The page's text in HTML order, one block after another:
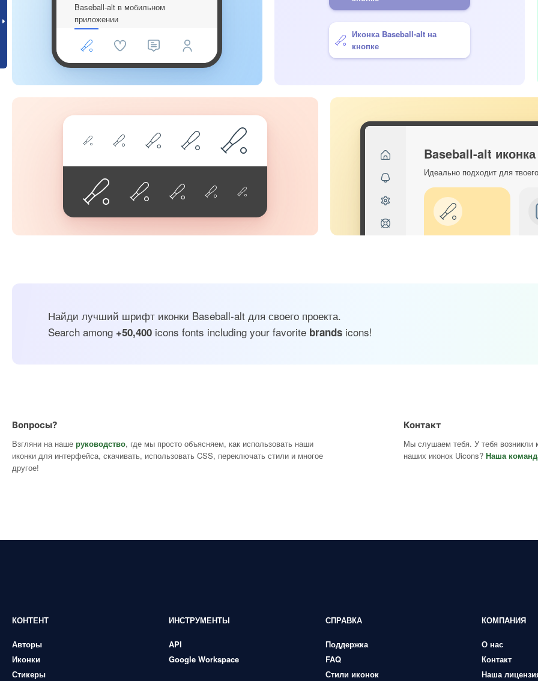
Baseball-alt в мобильном
приложении
Иконка Baseball-alt на
кнопке
Baseball-alt иконка
Идеально подходит для
Найди лучший шрифт иконки Baseball-alt для своего проекта.
Search among +50,400 icons fonts including your favorite brands icons!
Вопросы?
Взгляни на наше руководство, где мы просто объясняем, как использовать наши
иконки для интерфейса, скачивать, использовать CSS, переключать стили и многое
другое!
Контакт
Мы слушаем тебя. У тебя возникли
наших иконок Uicons? Наша
КОНТЕНТ
Авторы
Иконки
Стикеры
ИНСТРУМЕНТЫ
API
Google Workspace
СПРАВКА
Поддержка
FAQ
Стили иконок
КОМПАНИЯ
О нас
Контакт
Наша